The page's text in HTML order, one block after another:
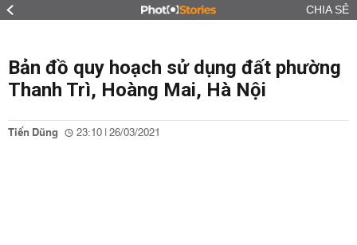
CHIA SẺ
Bản đồ quy hoạch sử dụng đất phường
Thanh Trì, Hoàng Mai, Hà Nội
Tiến Dũng 23:10 | 26/03/2021